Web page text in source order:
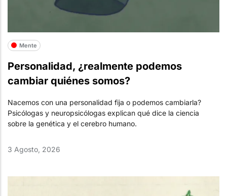
Mente
Personalidad, ¿realmente podemos
cambiar quiénes somos?
Nacemos con una personalidad fija o podemos cambiarla?
Psicólogas y neuropsicólogas explican qué dice la ciencia
sobre la genética y el cerebro humano.
3 Agosto, 2026